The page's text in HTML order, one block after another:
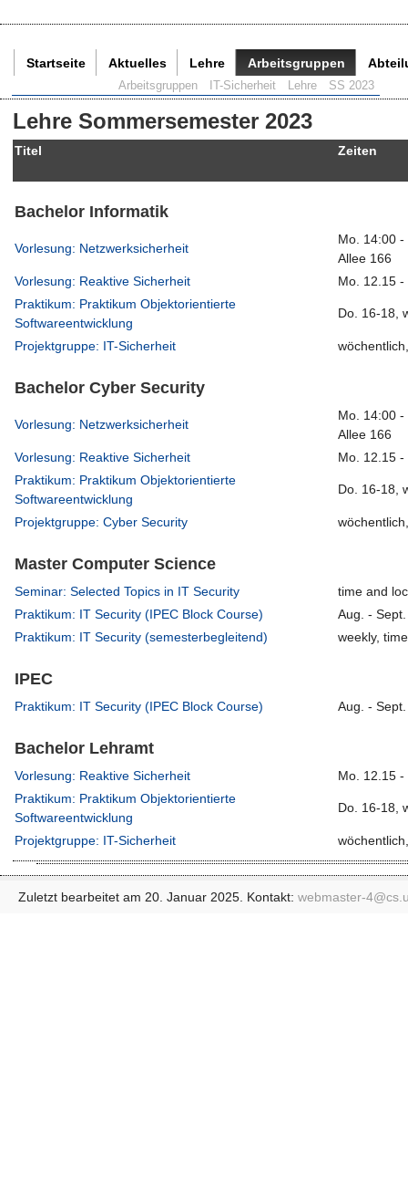
Startseite Aktuelles Lehre Arbeitsgruppen
Arbeitsgruppen IT-Sicherheit Lehre SS 2023
Lehre Sommersemester 2023
Titel Zeiten
Bachelor Informatik
Vorlesung: Netzwerksicherheit
Mo. 14:00
Allee 166
Vorlesung: Reaktive Sicherheit
Mo. 12.15 -
Praktikum: Praktikum Objektorientierte
Softwareentwicklung
Do. 16-18,
Projektgruppe: IT-Sicherheit
Bachelor Cyber Security
Vorlesung: Netzwerksicherheit
Mo. 14:00
Allee 166
Vorlesung: Reaktive Sicherheit
Mo. 12.15 -
Praktikum: Praktikum Objektorientierte
Softwareentwicklung
Do. 16-18,
Projektgruppe: Cyber Security
Master Computer Science
Seminar: Selected Topics in IT Security
time and
Praktikum: IT Security (IPEC Block Course)
Aug. -
Praktikum: IT Security (semesterbegleitend)
weekly,
IPEC
Praktikum: IT Security (IPEC Block Course) Aug. -
Bachelor Lehramt
Vorlesung: Reaktive Sicherheit
Mo. 12.15 -
Praktikum: Praktikum Objektorientierte
Softwareentwicklung
Do. 16-18,
Projektgruppe: IT-Sicherheit
Zuletzt bearbeitet am 20. Januar 2025. Kontakt: webmaster-4@